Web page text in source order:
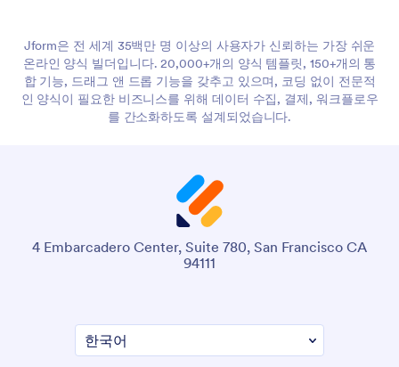
Jform은 전 세계 35백만 명 이상의 사용자가 신뢰하는 가장 쉬운
온라인 양식 빌더입니다. 20,000+개의 양식 템플릿, 150+개의 통
합 기능, 드래그 앤 드롭 기능을 갖추고 있으며, 코딩 없이 전문적
인 양식이 필요한 비즈니스를 위해 데이터 수집, 결제, 워크플로우
를 간소화하도록 설계되었습니다.
4 Embarcadero Center, Suite 780, San Francisco CA
94111